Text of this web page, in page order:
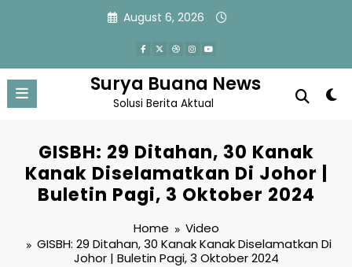
August 6, 2026
Surya Buana News
Solusi Berita Aktual
GISBH: 29 Ditahan, 30 Kanak
Kanak Diselamatkan Di Johor |
Buletin Pagi, 3 Oktober 2024
Home
Video
GISBH: 29 Ditahan, 30 Kanak Kanak Diselamatkan Di
Johor | Buletin Pagi, 3 Oktober 2024